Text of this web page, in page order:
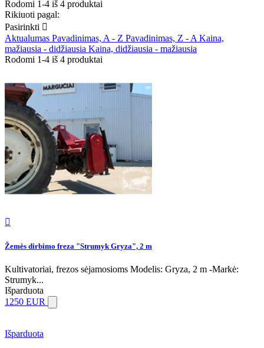
Rodomi 1-4 iš 4 produktai
Rikiuoti pagal:
Pasirinkti 
Aktualumas Pavadinimas, A - Z Pavadinimas, Z - A Kaina,
mažiausia - didžiausia Kaina, didžiausia - mažiausia
Rodomi 1-4 iš 4 produktai

Žemės dirbimo freza "Strumyk Gryza", 2 m
Kultivatoriai, frezos sėjamosioms Modelis: Gryza, 2 m -Markė:
Strumyk...
Išparduota
1250 EUR
Išparduota